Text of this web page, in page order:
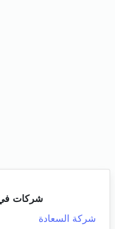
شركات
شركة السعادة